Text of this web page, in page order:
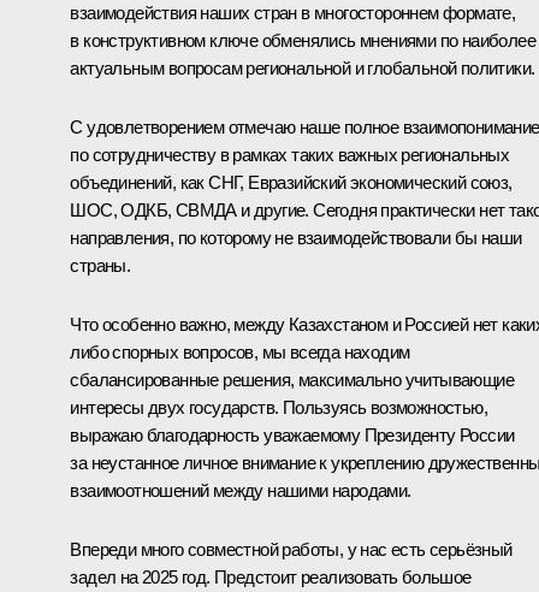
взаимодействия наших стран в многостороннем формате,
в конструктивном ключе обменялись мнениями по наиболее
актуальным вопросам региональной и глобальной политики.
С удовлетворением отмечаю наше полное взаимопонимание
по сотрудничеству в рамках таких важных региональных
объединений, как СНГ, Евразийский экономический союз,
ШОС, ОДКБ, СВМДА и другие. Сегодня практически нет
направления, по которому не взаимодействовали бы наши
страны.
Что особенно важно, между Казахстаном и Россией нет
либо спорных вопросов, мы всегда находим
сбалансированные решения, максимально учитывающие
интересы двух государств. Пользуясь возможностью,
выражаю благодарность уважаемому Президенту России
за неустанное личное внимание к укреплению
взаимоотношений между нашими народами.
Впереди много совместной работы, у нас есть серьёзный
задел на 2025 год. Предстоит реализовать большое